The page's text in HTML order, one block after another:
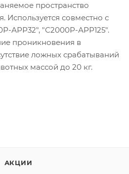
пространство
Используется совместно с
АРР32", "С2000Р-АРР125".
проникновения в
ложных срабатываний
массой до 20 кг.
АКЦИИ